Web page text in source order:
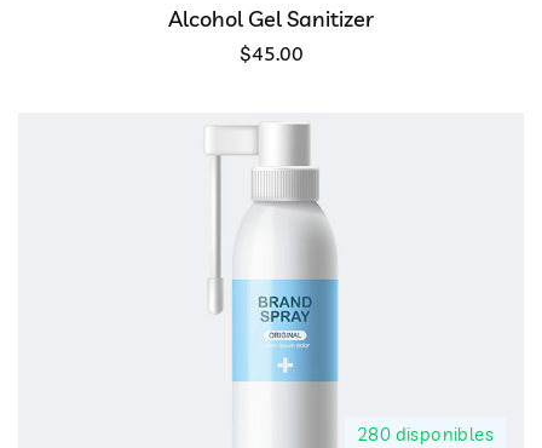
Alcohol Gel Sanitizer
$45.00
280 disponibles